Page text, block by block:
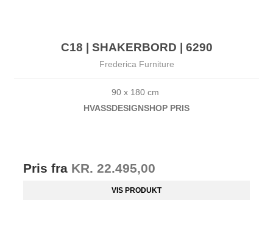
C18 | SHAKERBORD | 6290
Frederica Furniture
90 x 180 cm
HVASSDESIGNSHOP PRIS
Pris fra KR. 22.495,00
VIS PRODUKT